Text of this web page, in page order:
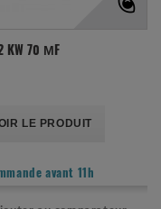
KW 70 ΜF
LE PRODUIT
avant 11h